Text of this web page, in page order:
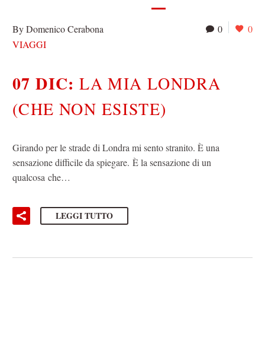
0 0
By Domenico Cerabona
VIAGGI
07 DIC:LA MIA LONDRA
(CHE NON ESISTE)
Girando per le strade di Londra mi sento stranito. È una
sensazione difficile da spiegare. È la sensazione di un
qualcosa che…
LEGGI TUTTO